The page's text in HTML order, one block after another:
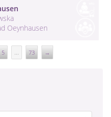
Oeynhausen
5 ... 73 →